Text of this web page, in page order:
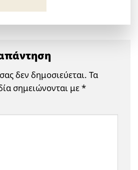
δεν δημοσιεύεται. Τα
σημειώνονται με*